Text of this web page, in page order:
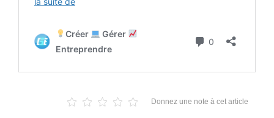
Donnez une note à cet article